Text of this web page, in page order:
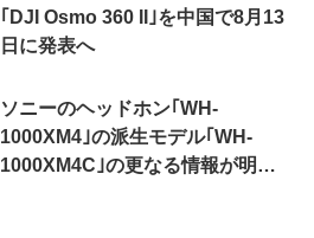
｢DJI Osmo 360 II｣を中国で8月13
日に発表へ
ソニーのヘッドホン｢WH-
1000XM4｣の派生モデル｢WH-
1000XM4C｣の更なる情報が明ら